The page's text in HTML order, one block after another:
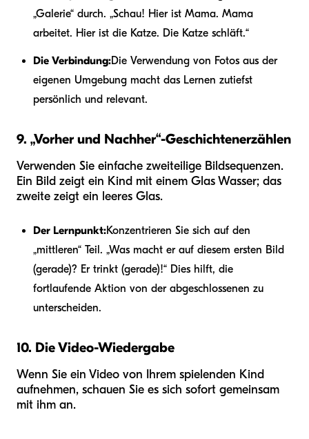
„Galerie“ durch. „Schau! Hier ist Mama. Mama
arbeitet. Hier ist die Katze. Die Katze schläft.“
Die Verbindung:Die Verwendung von Fotos aus der
eigenen Umgebung macht das Lernen zutiefst
persönlich und relevant.
9. „Vorher und Nachher“-Geschichtenerzählen
Verwenden Sie einfache zweiteilige Bildsequenzen.
Ein Bild zeigt ein Kind mit einem Glas Wasser; das
zweite zeigt ein leeres Glas.
Der Lernpunkt:Konzentrieren Sie sich auf den
„mittleren“ Teil. „Was macht er auf diesem ersten Bild
(gerade)? Er trinkt (gerade)!“ Dies hilft, die
fortlaufende Aktion von der abgeschlossenen zu
unterscheiden.
10. Die Video-Wiedergabe
Wenn Sie ein Video von Ihrem spielenden Kind
aufnehmen, schauen Sie es sich sofort gemeinsam
mit ihm an.